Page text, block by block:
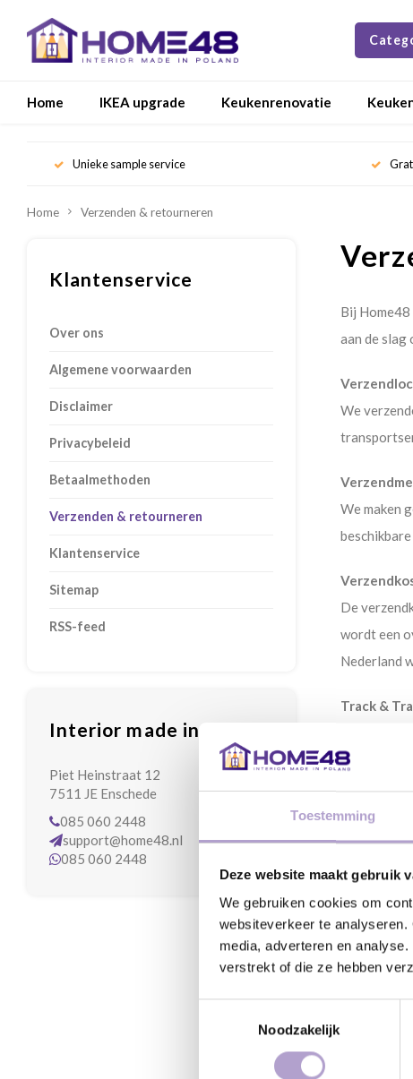
Toestemming
Deze website maakt gebruik
We gebruiken cookies om
websiteverkeer te
media, adverteren en
verstrekt of die ze hebben
Noodzakelijk
Home IKEA upgrade Keukenrenovatie
Unieke sample service
Home Verzenden & retourneren
Klantenservice
Over ons
Algemene voorwaarden
Disclaimer
Privacybeleid
Betaalmethoden
Verzenden & retourneren
Klantenservice
Sitemap
RSS-feed
Interior made in Poland
Piet Heinstraat 12
7511 JE Enschede
085 060 2448
support@home48.nl
085 060 2448
Bij
aan de slag
We
We maken
De
wordt een
Nederland
Track &
Zodra uw
voortgang
Bij
U heeft het
in de
duidelijk